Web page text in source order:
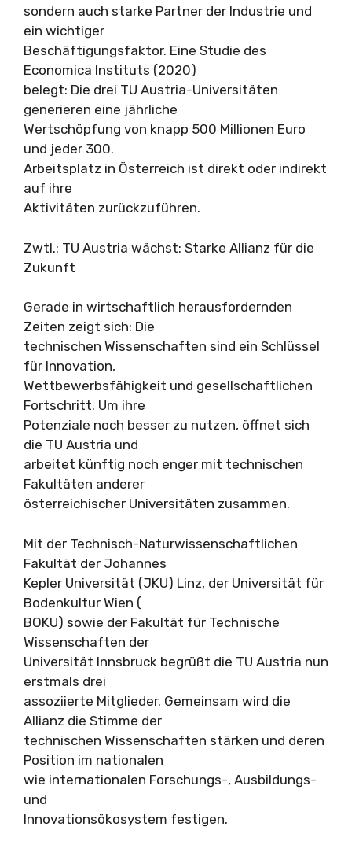
sondern auch starke Partner der Industrie und
ein wichtiger
Beschäftigungsfaktor. Eine Studie des
Economica Instituts (2020)
belegt: Die drei TU Austria-Universitäten
generieren eine jährliche
Wertschöpfung von knapp 500 Millionen Euro
und jeder 300.
Arbeitsplatz in Österreich ist direkt oder indirekt
auf ihre
Aktivitäten zurückzuführen.
Zwtl.: TU Austria wächst: Starke Allianz für die
Zukunft
Gerade in wirtschaftlich herausfordernden
Zeiten zeigt sich: Die
technischen Wissenschaften sind ein Schlüssel
für Innovation,
Wettbewerbsfähigkeit und gesellschaftlichen
Fortschritt. Um ihre
Potenziale noch besser zu nutzen, öffnet sich
die TU Austria und
arbeitet künftig noch enger mit technischen
Fakultäten anderer
österreichischer Universitäten zusammen.
Mit der Technisch-Naturwissenschaftlichen
Fakultät der Johannes
Kepler Universität (JKU) Linz, der Universität für
Bodenkultur Wien (
BOKU) sowie der Fakultät für Technische
Wissenschaften der
Universität Innsbruck begrüßt die TU Austria nun
erstmals drei
assoziierte Mitglieder. Gemeinsam wird die
Allianz die Stimme der
technischen Wissenschaften stärken und deren
Position im nationalen
wie internationalen Forschungs-, Ausbildungs-
und
Innovationsökosystem festigen.